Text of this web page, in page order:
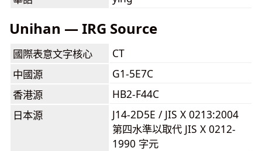
Unihan — IRG Source
國際表意文字核心
CT
中國源
G1-5E7C
香港源
HB2-F44C
日本源
J14-2D5E / JIS X 0213:2004
第四水準以取代 JIS X 0212-
1990 字元